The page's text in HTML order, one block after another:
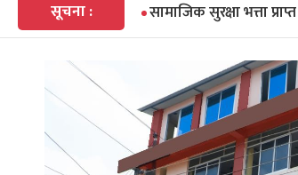
सूचना : सामाजिक सुरक्षा भत्ता